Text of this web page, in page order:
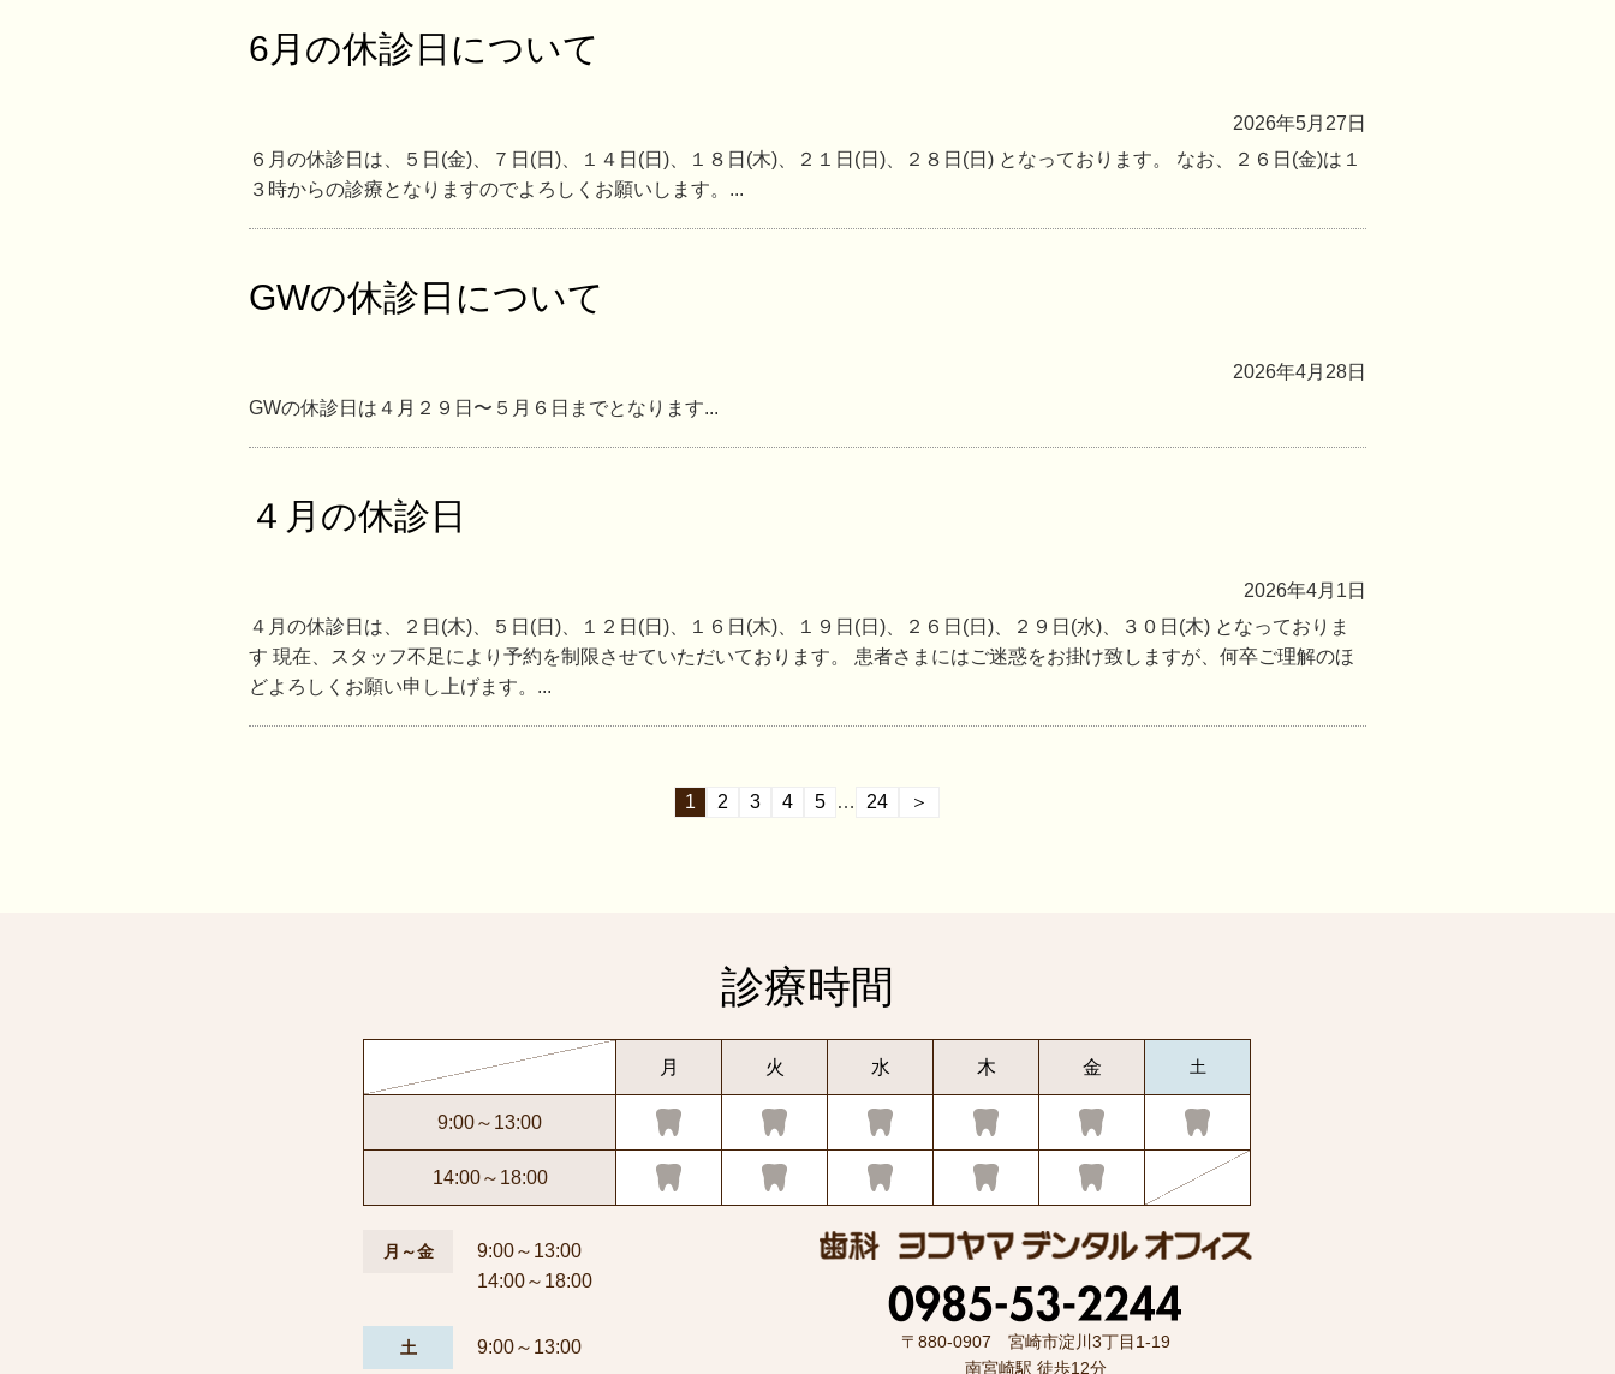
6月の休診日について
2026年5月27日
６月の休診日は、５日(金)、７日(日)、１４日(日)、１８日(木)、２１日(日)、２８日(日) となっております。 なお、２６日(金)は１
３時からの診療となりますのでよろしくお願いします。...
GWの休診日について
2026年4月28日
GWの休診日は４月２９日〜５月６日までとなります...
４月の休診日
2026年4月1日
４月の休診日は、２日(木)、５日(日)、１２日(日)、１６日(木)、１９日(日)、２６日(日)、２９日(水)、３０日(木) となっておりま
す 現在、スタッフ不足により予約を制限させていただいております。 患者さまにはご迷惑をお掛け致しますが、何卒ご理解のほ
どよろしくお願い申し上げます。...
1 2 3 4 5 … 24 ＞
診療時間
月 火 水 木 金 土
9:00～13:00
14:00～18:00
月～金
9:00～13:00
14:00～18:00
土 9:00～13:00
〒880-0907 宮崎市淀川3丁目1-19
南宮崎駅 徒歩12分